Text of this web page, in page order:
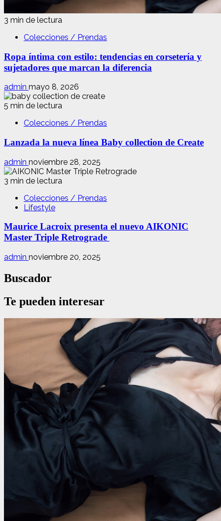
3 min de lectura
Colecciones / Prendas
Ropa íntima con estilo: tendencias en corsetería y
sujetadores que marcan la diferencia
admin mayo 8, 2026
5 min de lectura
Colecciones / Prendas
Lanzada la nueva línea Baby collection de Create
admin noviembre 28, 2025
3 min de lectura
Colecciones / Prendas
Lifestyle
Maurice Lacroix presenta el nuevo AIKONIC
Master Triple Retrograde
admin noviembre 20, 2025
Buscador
Te pueden interesar